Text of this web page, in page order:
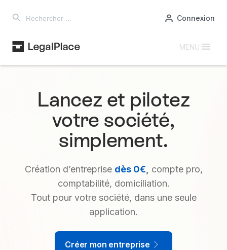
for:
Connexion
MENU
Lancez et pilotez
votre société,
simplement.
Création d’entreprise dès 0€
compte pro,
comptabilité, domiciliation.
Tout pour votre société, dans une seule
application.
Créer mon entreprise